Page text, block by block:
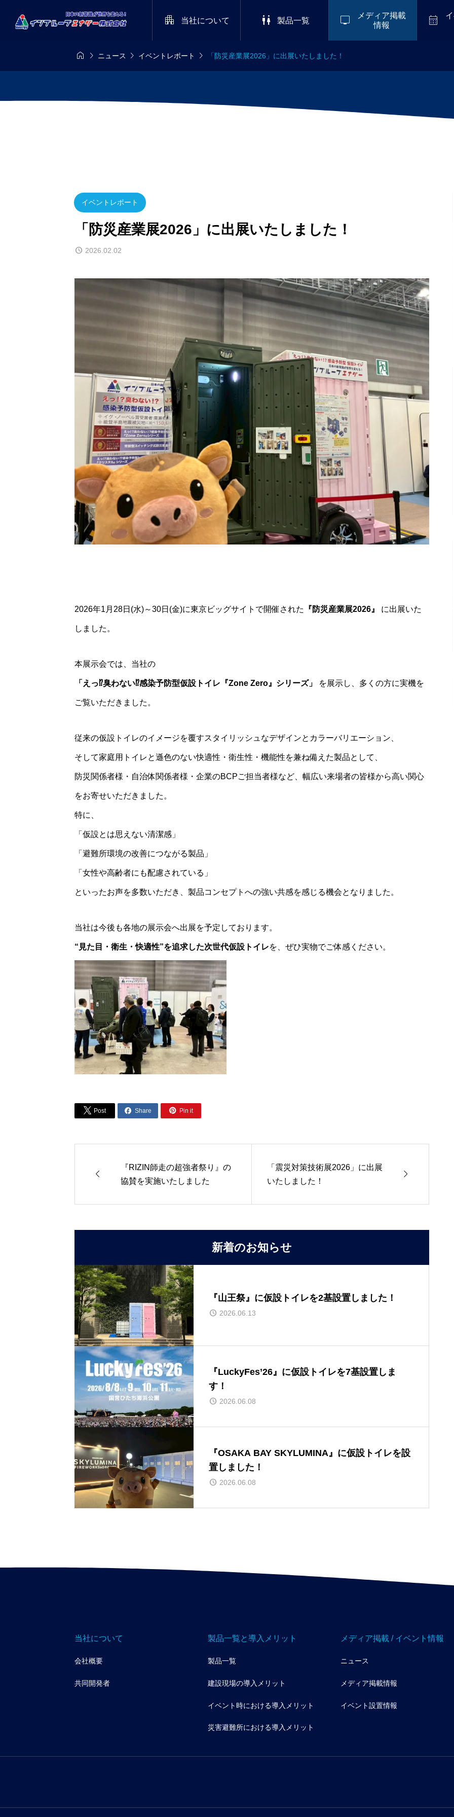
 当社について  製品一覧 
メディア掲載
情報

定期開催 メディア掲載, 会社情報
命を守るための「えっ!?臭わない!?感
  ニュース  イベントレポート  「防災産業展2026」に出展いたしました！
イベントレポート
「防災産業展2026」に出展いたしました！
2026.02.02
2026年1月28日(水)～30日(金)に東京ビッグサイトで開催された 『防災産業展2026』 に出展いた
しました。
本展示会では、当社の
「えっ⁉臭わない⁉感染予防型仮設トイレ『Zone Zero』シリーズ」 を展示し、多くの方に実機を
ご覧いただきました。
従来の仮設トイレのイメージを覆すスタイリッシュなデザインとカラーバリエーション、
そして家庭用トイレと遜色のない快適性・衛生性・機能性を兼ね備えた製品として、
防災関係者様・自治体関係者様・企業のBCPご担当者様など、幅広い来場者の皆様から高い関心
をお寄せいただきました。
特に、
「仮設とは思えない清潔感」
「避難所環境の改善につながる製品」
「女性や高齢者にも配慮されている」
といったお声を多数いただき、製品コンセプトへの強い共感を感じる機会となりました。
当社は今後も各地の展示会へ出展を予定しております。
“見た目・衛生・快適性”を追求した次世代仮設トイレを、ぜひ実物でご体感ください。
 Post  Share  Pin it

『RIZIN師走の超強者祭り』の
協賛を実施いたしました
「震災対策技術展2026」に出展
いたしました！

新着のお知らせ
『山王祭』に仮設トイレを2基設置しました！
2026.06.13
『LuckyFes’26』に仮設トイレを7基設置しま
す！
2026.06.08
『OSAKA BAY SKYLUMINA』に仮設トイレを設
置しました！
2026.06.08
STARRY NIGHT FES 2
当社について
会社概要
共同開発者
製品一覧と導入メリット
製品一覧
建設現場の導入メリット
イベント時における導入メリット
災害避難所における導入メリット
メディア掲載 / イベント情報
ニュース
メディア掲載情報
イベント設置情報